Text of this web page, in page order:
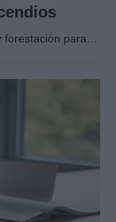
forestación para…